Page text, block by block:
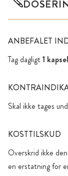
ANBEFALET
Tag dagligt1 kapsel
Skal ikke tages
KOSTTILSKUD
Overskrid ikke
en erstatning for